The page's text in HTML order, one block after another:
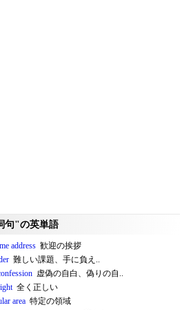
句"の英単語
address 歓迎の挨拶
難しい課題、手に負え..
虚偽の自白、偽りの自..
全く正しい
area 特定の領域